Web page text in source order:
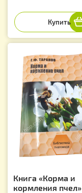
Книга «Корма и
кормления пчел»